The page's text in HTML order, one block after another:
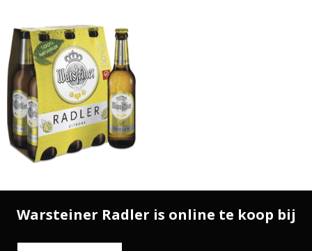
Warsteiner Radler is online te koop bij